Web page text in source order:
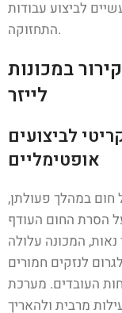
לביצוע עבודות
התחזוקה.
במכונות
לייזר
לביצועים
אופטימליים
חום במהלך פעולתן,
הסרת החום העודף
המכונה עלולה
לנזקים חמורים
העובדים. מערכת
מרבית ולהאריך